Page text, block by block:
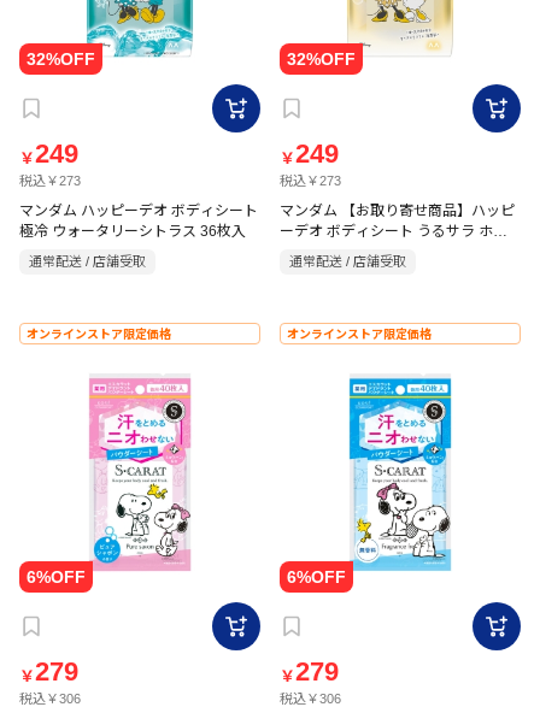
￥249
税込￥273
マンダム ハッピーデオ ボディシート
極冷 ウォータリーシトラス 36枚入
通常配送 / 店舗受取
￥249
税込￥273
マンダム 【お取り寄せ商品】ハッピ
ーデオ ボディシート うるサラ ホワ
イトティー 36枚入
通常配送 / 店舗受取
オンラインストア限定価格
￥279
税込￥306
オンラインストア限定価格
￥279
税込￥306